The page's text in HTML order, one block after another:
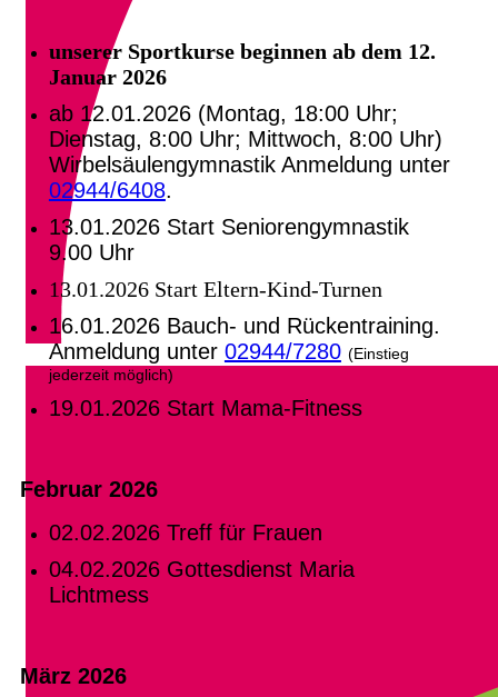
unserer Sportkurse beginnen ab dem 12.
Januar 2026
ab 12.01.2026 (Montag, 18:00 Uhr;
Dienstag, 8:00 Uhr; Mittwoch, 8:00 Uhr)
Wirbelsäulengymnastik Anmeldung unter
02944/6408.
13.01.2026 Start Seniorengymnastik
9.00 Uhr
13.01.2026 Start Eltern-Kind-Turnen
16.01.2026 Bauch- und Rückentraining.
Anmeldung unter 02944/7280 (Einstieg
jederzeit möglich)
19.01.2026 Start Mama-Fitness
Februar 2026
02.02.2026 Treff für Frauen
04.02.2026 Gottesdienst Maria
Lichtmess
März 2026